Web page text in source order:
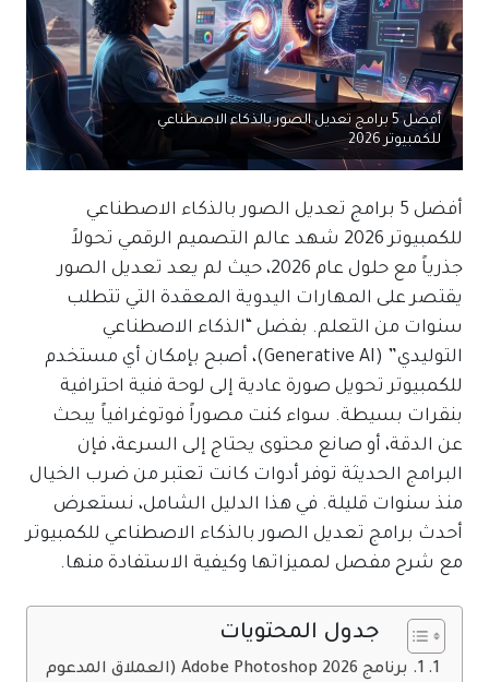
أفضل 5 برامج تعديل الصور بالذكاء الاصطناعي
للكمبيوتر 2026
أفضل 5 برامج تعديل الصور بالذكاء الاصطناعي
للكمبيوتر 2026 شهد عالم التصميم الرقمي تحولاً
جذرياً مع حلول عام 2026، حيث لم يعد تعديل الصور
يقتصر على المهارات اليدوية المعقدة التي تتطلب
سنوات من التعلم. بفضل “الذكاء الاصطناعي
التوليدي” (Generative AI)، أصبح بإمكان أي مستخدم
للكمبيوتر تحويل صورة عادية إلى لوحة فنية احترافية
بنقرات بسيطة. سواء كنت مصوراً فوتوغرافياً يبحث
عن الدقة، أو صانع محتوى يحتاج إلى السرعة، فإن
البرامج الحديثة توفر أدوات كانت تعتبر من ضرب الخيال
منذ سنوات قليلة. في هذا الدليل الشامل، نستعرض
أحدث برامج تعديل الصور بالذكاء الاصطناعي للكمبيوتر
مع شرح مفصل لمميزاتها وكيفية الاستفادة منها.
جدول المحتويات
1. برنامج Adobe Photoshop 2026 (العملاق المدعوم